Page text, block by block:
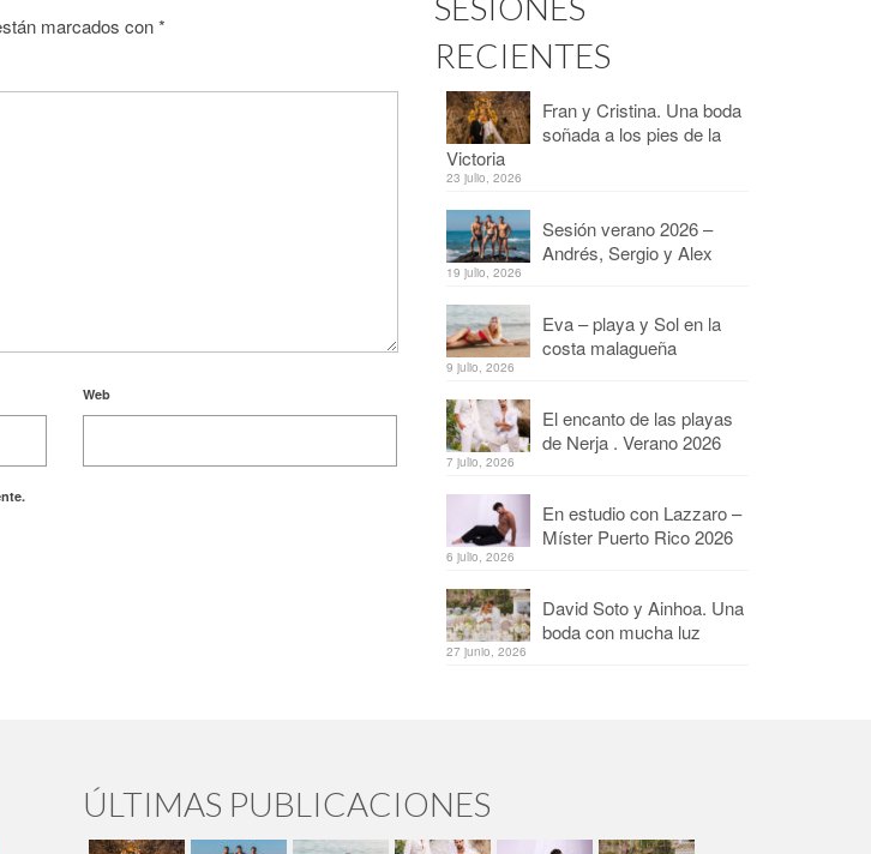
marcados con*
Web
RECIENTES
Fran y Cristina. Una boda
soñada a los pies de la
Victoria
23 julio, 2026
Sesión verano 2026 –
Andrés, Sergio y Alex
19 julio, 2026
Eva – playa y Sol en la
costa malagueña
9 julio, 2026
El encanto de las playas
de Nerja . Verano 2026
7 julio, 2026
En estudio con Lazzaro –
Míster Puerto Rico 2026
6 julio, 2026
David Soto y Ainhoa. Una
boda con mucha luz
27 junio, 2026
ÚLTIMAS PUBLICACIONES